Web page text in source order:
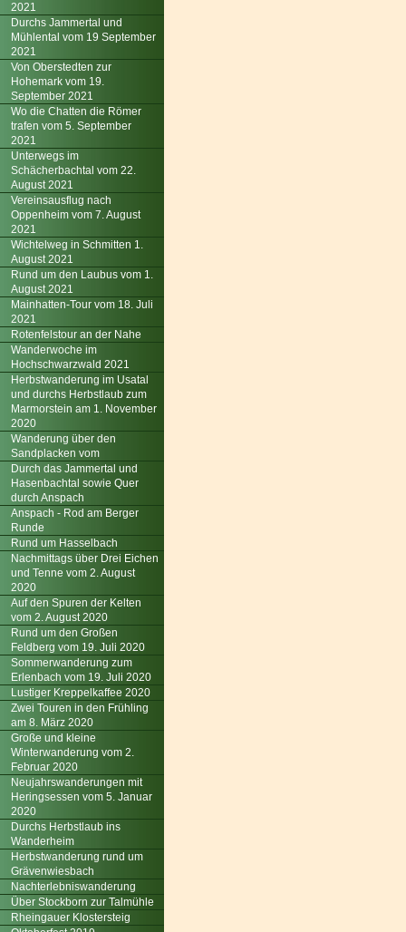
2021
Durchs Jammertal und
Mühlental vom 19 September
2021
Von Oberstedten zur
Hohemark vom 19.
September 2021
Wo die Chatten die Römer
trafen vom 5. September
2021
Unterwegs im
Schächerbachtal vom 22.
August 2021
Vereinsausflug nach
Oppenheim vom 7. August
2021
Wichtelweg in Schmitten 1.
August 2021
Rund um den Laubus vom 1.
August 2021
Mainhatten-Tour vom 18. Juli
2021
Rotenfelstour an der Nahe
Wanderwoche im
Hochschwarzwald 2021
Herbstwanderung im Usatal
und durchs Herbstlaub zum
Marmorstein am 1. November
2020
Wanderung über den
Sandplacken vom
Durch das Jammertal und
Hasenbachtal sowie Quer
durch Anspach
Anspach - Rod am Berger
Runde
Rund um Hasselbach
Nachmittags über Drei Eichen
und Tenne vom 2. August
2020
Auf den Spuren der Kelten
vom 2. August 2020
Rund um den Großen
Feldberg vom 19. Juli 2020
Sommerwanderung zum
Erlenbach vom 19. Juli 2020
Lustiger Kreppelkaffee 2020
Zwei Touren in den Frühling
am 8. März 2020
Große und kleine
Winterwanderung vom 2.
Februar 2020
Neujahrswanderungen mit
Heringsessen vom 5. Januar
2020
Durchs Herbstlaub ins
Wanderheim
Herbstwanderung rund um
Grävenwiesbach
Nachterlebniswanderung
Über Stockborn zur Talmühle
Rheingauer Klostersteig